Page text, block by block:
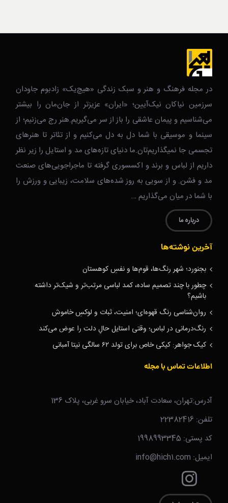
در مجله فرهنگ و هنر و سبک زندگی‌ «هیچ‌یک» زادبوم جاودان
سرزمین نیاکان نیک‌‌‌آیین؛ «ایران» عزیزتر از جان‌مان را بیشتر
می‌شناسیم و پیمان عاشقی را باز از سر می‌گیریم.هنر رج می‌زنیم؛ از
سینما و موسیقی با شما دل به دل می‌کنیم و از تئاتر تا هنرهای
تجسمی جا نمیگذاریم‌تان.ما دنیای تازه‌های مد و استایل را زیر نظر
داریم از لباس و برند و اکسسوری گرفته تا ماجراجویی‌های صنعت
مد و فشن. و از سویی به روز شده‌های سلامت، زیبایی و ورزش را
با شما در میان می‌گذاریم …
درباره ما
آخرین نوشته‌ها
بجنورد؛ شهر رنگ‌ها، قوم‌ها و نفسِ کوهستان
چطور با چند تصمیم ساده، کمد لباسی مرتب‌تر و شیک‌تر داشته
باشیم؟
روان‌شناسی رنگ قهوه‌ای؛ امنیت، ثبات و لوکسِ خاموش
رنگ‌درمانی در لباس؛ وقتی استایل حالِ دلت را عوض می‌کند
کیک جواهر: کیکی خاص برای تولد ۶۲ سالگی نیتا آمبانی
اطلاعات تماس با مجله
آدرس:تهران، سعادت آباد، خیابان سرو غربی، پلاک 136
تلفن: 22382416
کد پستی: 1998993345
ایمیل: info@hich1.com